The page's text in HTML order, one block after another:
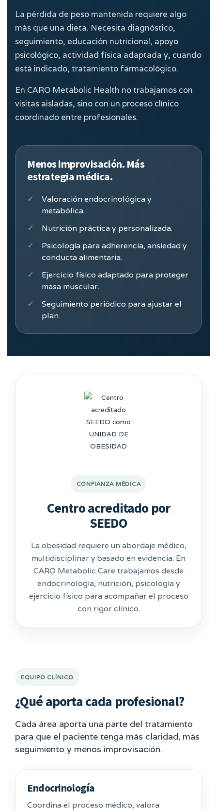
La pérdida de peso mantenida requiere algo
más que una dieta. Necesita diagnóstico,
seguimiento, educación nutricional, apoyo
psicológico, actividad física adaptada y, cuando
está indicado, tratamiento farmacológico.
En CARO Metabolic Health no trabajamos con
visitas aisladas, sino con un proceso clínico
coordinado entre profesionales.
Menos improvisación. Más
estrategia médica.
Valoración endocrinológica y
metabólica.
Nutrición práctica y personalizada.
Psicología para adherencia, ansiedad y
conducta alimentaria.
Ejercicio físico adaptado para proteger
masa muscular.
Seguimiento periódico para ajustar el
plan.
CONFIANZA MÉDICA
Centro acreditado por
SEEDO
La obesidad requiere un abordaje médico,
multidisciplinar y basado en evidencia. En
CARO Metabolic Care trabajamos desde
endocrinología, nutrición, psicología y
ejercicio físico para acompañar el proceso
con rigor clínico.
EQUIPO CLÍNICO
¿Qué aporta cada profesional?
Cada área aporta una parte del tratamiento
para que el paciente tenga más claridad, más
seguimiento y menos improvisación.
Endocrinología
Coordina el proceso médico, valora